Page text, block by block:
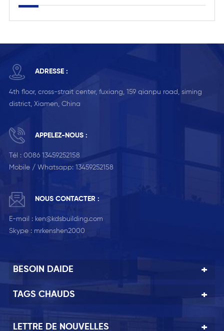
ADRESSE :
4th floor, cross-strait center, fuxiang, 159 qianpu road, siming
district, Xiamen, China
APPELEZ-NOUS :
Tél : 0086 13459252158
Mobile / Whatsapp: 13459252158
NOUS CONTACTER :
E-mail : ken@kdsbuilding.com
Skype : mrkenshen2000
BESOIN DAIDE
TAGS CHAUDS
LETTRE DE NOUVELLES